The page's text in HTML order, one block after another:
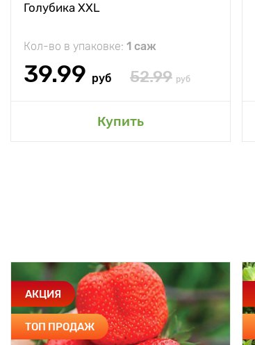
Голубика XXL
Кол-во в упаковке: 1 саж
39.99 руб 52.99 руб
Купить
АКЦИЯ
ТОП ПРОДАЖ